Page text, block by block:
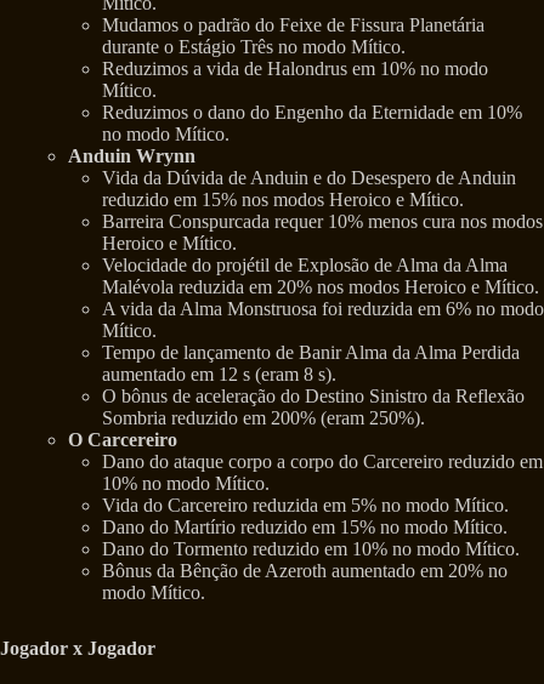
Mudamos o padrão do Feixe de Fissura Planetária
durante o Estágio Três no modo Mítico.
Reduzimos a vida de Halondrus em 10% no modo
Mítico.
Reduzimos o dano do Engenho da Eternidade em 10%
no modo Mítico.
Anduin Wrynn
Vida da Dúvida de Anduin e do Desespero de Anduin
reduzido em 15% nos modos Heroico e Mítico.
Barreira Conspurcada requer 10% menos cura nos modos
Heroico e Mítico.
Velocidade do projétil de Explosão de Alma da Alma
Malévola reduzida em 20% nos modos Heroico e Mítico.
A vida da Alma Monstruosa foi reduzida em 6% no modo
Mítico.
Tempo de lançamento de Banir Alma da Alma Perdida
aumentado em 12 s (eram 8 s).
O bônus de aceleração do Destino Sinistro da Reflexão
Sombria reduzido em 200% (eram 250%).
O Carcereiro
Dano do ataque corpo a corpo do Carcereiro reduzido em
10% no modo Mítico.
Vida do Carcereiro reduzida em 5% no modo Mítico.
Dano do Martírio reduzido em 15% no modo Mítico.
Dano do Tormento reduzido em 10% no modo Mítico.
Bônus da Bênção de Azeroth aumentado em 20% no
modo Mítico.
Jogador x Jogador